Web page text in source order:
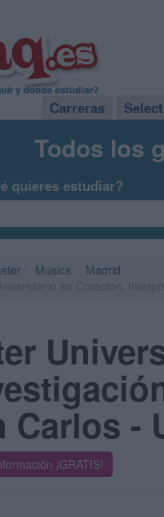
Carreras
Todos los
quieres estudiar?
Música
Madrid
Carlos -
¡GRATIS!